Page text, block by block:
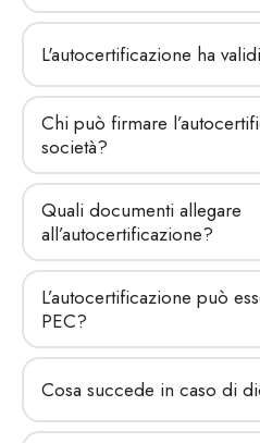
L'autocertificazione ha
Chi può firmare
società?
Quali documenti allegare
all’autocertificazione?
L’autocertificazione può
PEC?
Cosa succede in caso di